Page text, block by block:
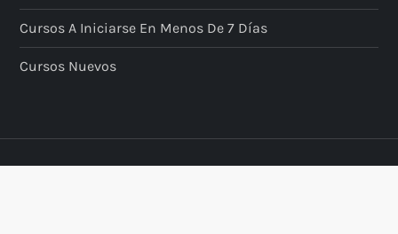
Cursos A Iniciarse En Menos De 7 Días
Cursos Nuevos